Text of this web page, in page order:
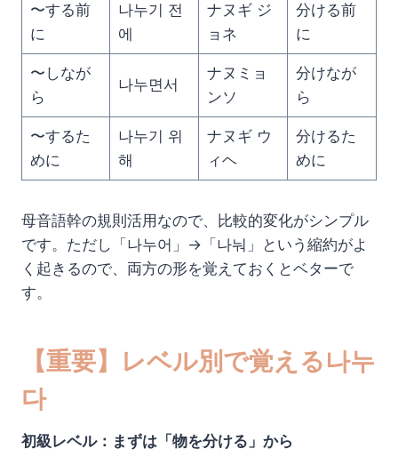
〜する前
に
나누기 전
에
ナヌギ ジ
ョネ
分ける前
に
〜しなが
ら
나누면서
ナヌミョ
ンソ
分けなが
ら
〜するた
めに
나누기 위
해
ナヌギ ウ
ィヘ
分けるた
めに
母音語幹の規則活用なので、比較的変化がシンプル
です。ただし「나누어」→「나눠」という縮約がよ
く起きるので、両方の形を覚えておくとベターで
す。
【重要】レベル別で覚える나누
다
初級レベル：まずは「物を分ける」から